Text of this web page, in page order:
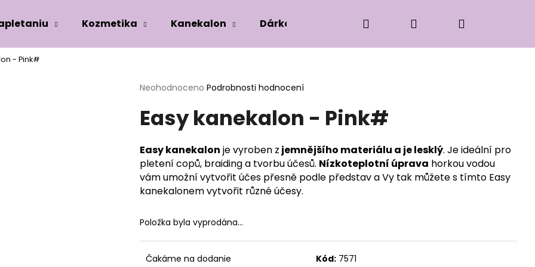
Kozmetika Kanekalon Dárková edice Příslušenství k zaplétání
Přihlášení
- Pink#
Průměrné
produktu
je
z
5
hvězdiček.
Neohodnoceno Podrobnosti hodnocení
Easy kanekalon - Pink#
Easy kanekalon je vyroben z jemnějšího materiálu a je lesklý. Je ideální pro
pletení copů, braiding a tvorbu účesů. Nízkoteplotní úprava horkou vodou
vám umožní vytvořit účes přesně podle představ a Vy tak můžete s tímto Easy
kanekalonem vytvořit různé účesy.
Položka byla vyprodána…
Čakáme na dodanie Kód: 7571
Co potřebujete najít?
HLEDAT